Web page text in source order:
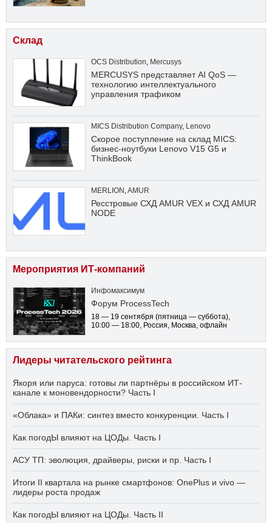
Склад
OCS Distribution, Mercusys
MERCUSYS представляет AI QoS —
технологию интеллектуального
управления трафиком
MICS Distribution Company, Lenovo
Скорое поступление на склад MICS:
бизнес-ноутбуки Lenovo V15 G5 и
ThinkBook
MERLION ,AMUR
Ресстровые СХД AMUR VEX и СХД AMUR
NODE
Мероприятия ИТ-компаний
Инфомаксимум
Форум ProcessTech
18 — 19 сентября (пятница — суббота),
10:00 — 18:00, Россия, Москва, офлайн
Лидеры читательского рейтинга
Якоря или паруса: готовы ли партнёры в российском ИТ-
канале к моновендорности? Часть I
«Облака» и ПАКи: синтез вместо конкуренции. Часть I
Как погодЫ влияют на ЦОДы. Часть I
АСУ ТП: эволюция, драйверы, риски и пр. Часть I
Итоги II квартала на рынке смартфонов: OnePlus и vivo —
лидеры роста продаж
Как погодЫ влияют на ЦОДы. Часть II